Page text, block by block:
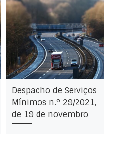
Despacho de Serviços
Mínimos n.º 29/2021,
de 19 de novembro